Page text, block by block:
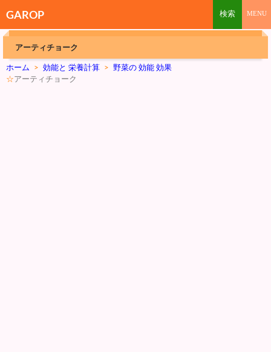
GAROP
アーティチョーク
ホーム > 効能と 栄養計算 > 野菜の 効能 効果
☆アーティチョーク